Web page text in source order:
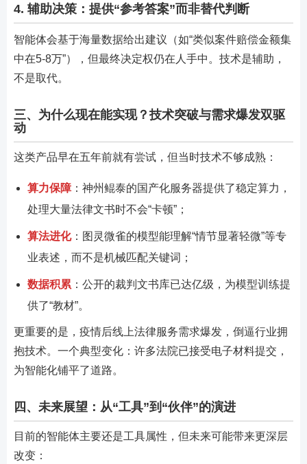
4. 辅助决策：提供“参考答案”而非替代判断
智能体会基于海量数据给出建议（如“类似案件赔偿金额集
中在5-8万”），但最终决定权仍在人手中。技术是辅助，
不是取代。
三、为什么现在能实现？技术突破与需求爆发双驱
动
这类产品早在五年前就有尝试，但当时技术不够成熟：
算力保障 ：神州鲲泰的国产化服务器提供了稳定算力，
处理大量法律文书时不会“卡顿”；
算法进化：图灵微雀的模型能理解“情节显著轻微”等专
业表述，而不是机械匹配关键词；
数据积累 ：公开的裁判文书库已达亿级，为模型训练提
供了“教材”。
更重要的是，疫情后线上法律服务需求爆发，倒逼行业拥
抱技术。一个典型变化：许多法院已接受电子材料提交，
为智能化铺平了道路。
四、未来展望：从“工具”到“伙伴”的演进
目前的智能体主要还是工具属性，但未来可能带来更深层
改变：